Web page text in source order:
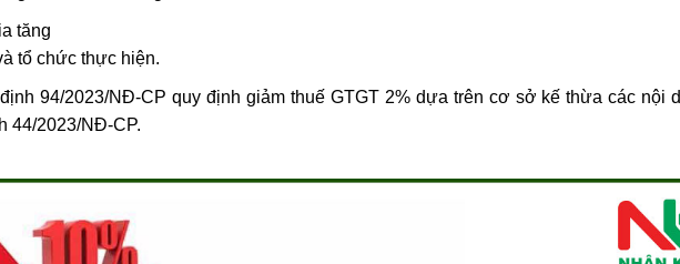
tăng
tổ chức thực hiện.
94/2023/NĐ-CP quy định giảm thuế GTGT 2% dựa trên cơ sở kế thừa các nội
44/2023/NĐ-CP.